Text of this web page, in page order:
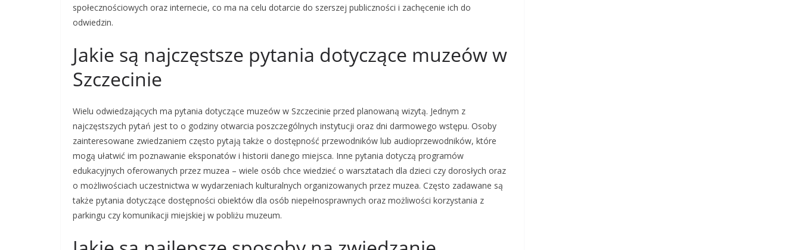
społecznościowych oraz internecie, co ma na celu dotarcie do szerszej publiczności i zachęcenie ich do
odwiedzin.
Jakie są najczęstsze pytania dotyczące muzeów w
Szczecinie
Wielu odwiedzających ma pytania dotyczące muzeów w Szczecinie przed planowaną wizytą. Jednym z
najczęstszych pytań jest to o godziny otwarcia poszczególnych instytucji oraz dni darmowego wstępu. Osoby
zainteresowane zwiedzaniem często pytają także o dostępność przewodników lub audioprzewodników, które
mogą ułatwić im poznawanie eksponatów i historii danego miejsca. Inne pytania dotyczą programów
edukacyjnych oferowanych przez muzea – wiele osób chce wiedzieć o warsztatach dla dzieci czy dorosłych oraz
o możliwościach uczestnictwa w wydarzeniach kulturalnych organizowanych przez muzea. Często zadawane są
także pytania dotyczące dostępności obiektów dla osób niepełnosprawnych oraz możliwości korzystania z
parkingu czy komunikacji miejskiej w pobliżu muzeum.